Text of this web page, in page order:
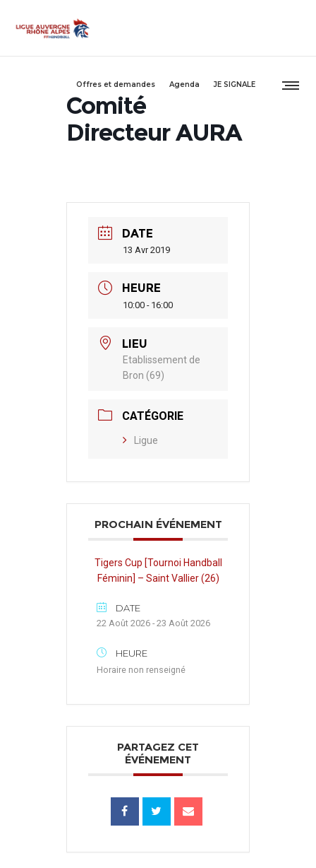
Offres et demandes Agenda JE SIGNALE
Comité
Directeur AURA
DATE
13 Avr 2019
HEURE
10:00 - 16:00
LIEU
Etablissement de
Bron (69)
CATÉGORIE
Ligue
PROCHAIN ÉVÉNEMENT
Tigers Cup [Tournoi Handball
Féminin] – Saint Vallier (26)
DATE
22 Août 2026 - 23 Août 2026
HEURE
Horaire non renseigné
PARTAGEZ CET
ÉVÉNEMENT